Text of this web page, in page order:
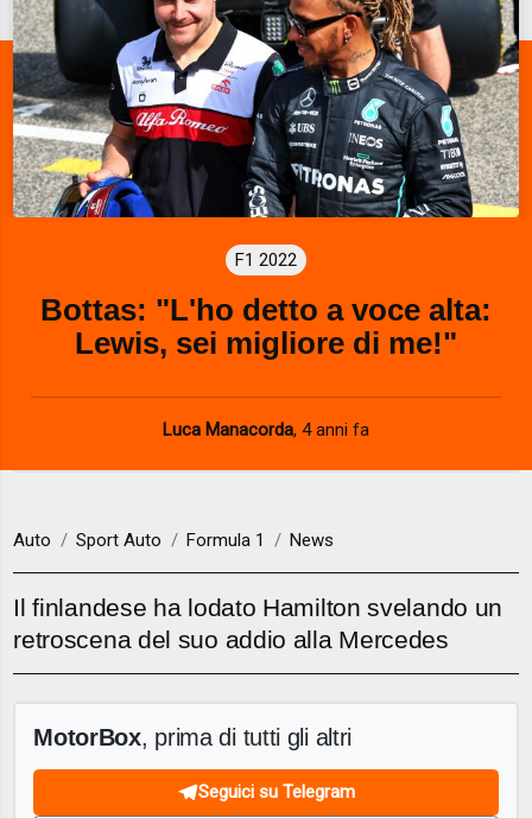
F1 2022
Bottas: "L'ho detto a voce alta:
Lewis, sei migliore di me!"
Luca Manacorda, 4 anni fa
Auto Sport Auto Formula 1 News
Il finlandese ha lodato Hamilton svelando un
retroscena del suo addio alla Mercedes
MotorBox, prima di tutti gli altri
Seguici su Telegram